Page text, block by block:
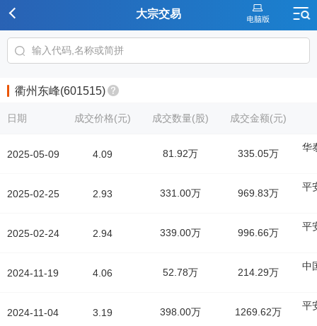
大宗交易
衢州东峰(601515)
日期
2025-05-09
2025-02-25
2025-02-24
2024-11-19
2024-11-04
成交价格(元) 成交数量(股) 成交金额(元)
4.09 81.92万 335.05万
华
2.93 331.00万 969.83万
平
2.94 339.00万 996.66万
平
4.06 52.78万 214.29万
中
3.19 398.00万 1269.62万
平